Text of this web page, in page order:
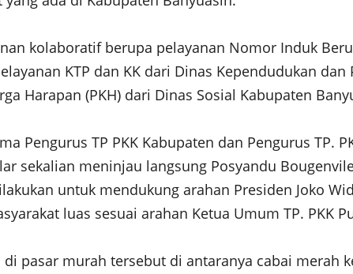
kolaboratif berupa pelayanan Nomor Induk
KTP dan KK dari Dinas Kependudukan
Harapan (PKH) dari Dinas Sosial Kabupaten
Pengurus TP PKK Kabupaten dan Pengurus TP.
sekalian meninjau langsung Posyandu
untuk mendukung arahan Presiden Joko
luas sesuai arahan Ketua Umum TP. PKK
pasar murah tersebut di antaranya cabai merah